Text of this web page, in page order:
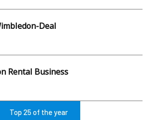
Deal
Rental Business
Top 25 of the year